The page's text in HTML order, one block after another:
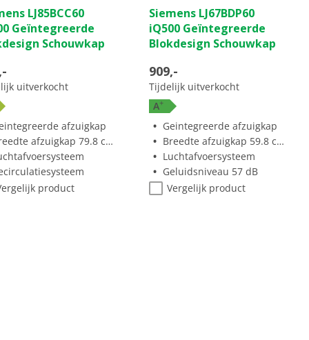
LJ85BCC60
Geïntegreerde
Schouwkap
uitverkocht
afzuigkap
afzuigkap 79.8 cm
product
Siemens LJ67BDP60
iQ500 Geïntegreerde
Blokdesign Schouwkap
909,-
Tijdelijk uitverkocht
A+
Geintegreerde afzuigkap
Breedte afzuigkap 59.8 cm
Luchtafvoersysteem
Geluidsniveau 57 dB
Vergelijk product